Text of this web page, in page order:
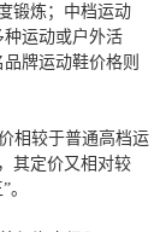
锻炼；中档运动
种运动或户外活
牌运动鞋价格则
相较于普通高档运
其定价又相对较
。